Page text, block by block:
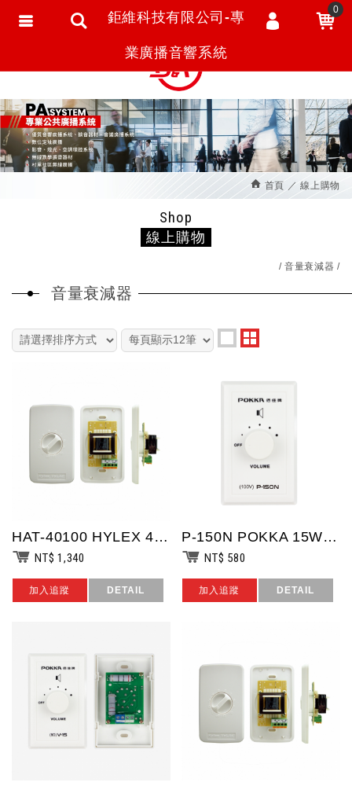
首頁 線上購物
Shop
線上購物
音量衰減器
音量衰減器
HAT-40100 HYLEX 40W音量衰減器 廣播工程專用/OPT高壓100...
NT$ 1,340
加入追蹤 DETAIL
P-150N POKKA 15W音量衰減器 廣播工程專用/100V高壓/5段+O...
NT$ 580
加入追蹤 DETAIL
鉅維科技有限公司-專
業廣播音響系統
0
會員登入
會員註冊
忘記密碼
訂單查詢
追蹤清單
匯款通知
繁體中文